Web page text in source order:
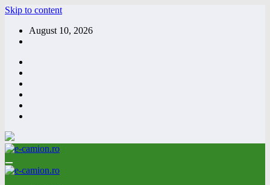
Skip to content
August 10, 2026